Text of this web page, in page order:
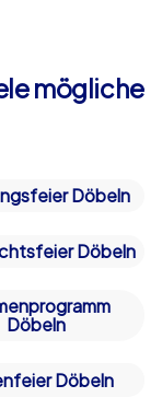
mögliche
Döbeln
Döbeln
Döbeln
Döbeln